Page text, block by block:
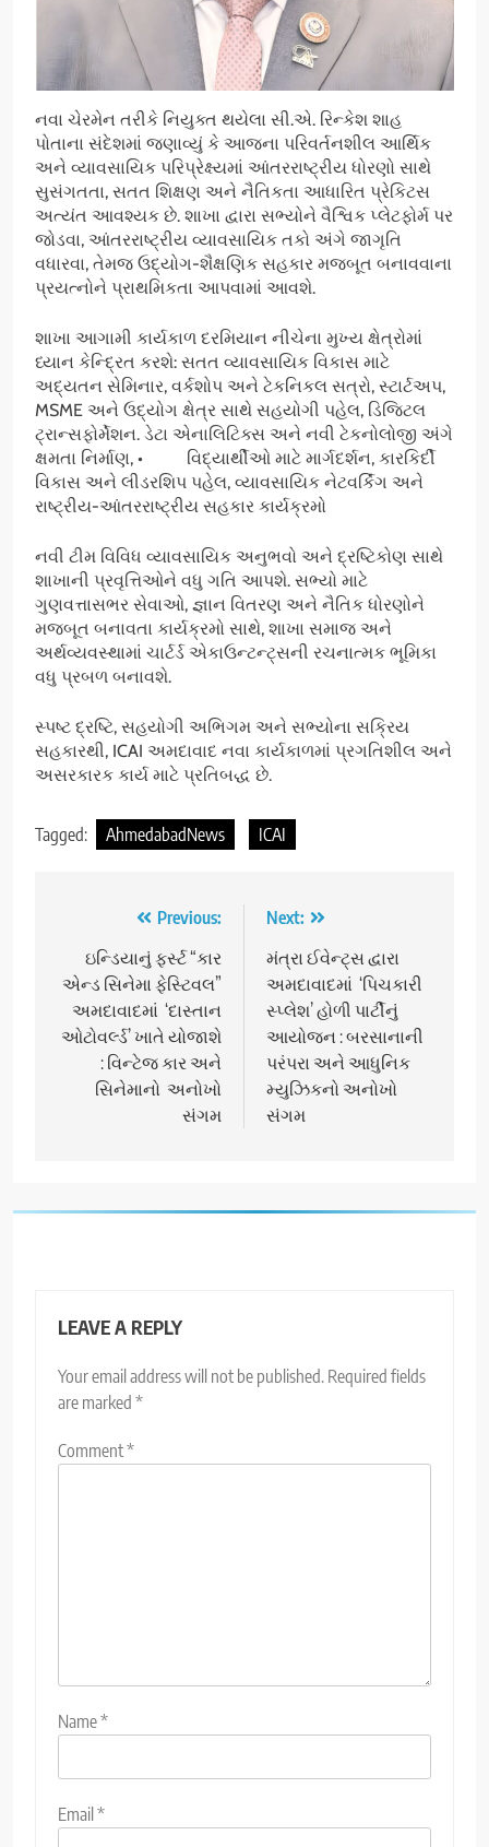
નવા ચેરમેન તરીકે નિયુક્ત થયેલા સી.એ. રિન્કેશ શાહ
પોતાના સંદેશમાં જણાવ્યું કે આજના પરિવર્તનશીલ આર્થિક
અને વ્યાવસાયિક પરિપ્રેક્ષ્યમાં આંતરરાષ્ટ્રીય ધોરણો સાથે
સુસંગતતા, સતત શિક્ષણ અને નૈતિકતા આધારિત પ્રેકિટસ
અત્યંત આવશ્યક છે. શાખા દ્વારા સભ્યોને વૈશ્વિક પ્લેટફોર્મ પર
જોડવા, આંતરરાષ્ટ્રીય વ્યાવસાયિક તકો અંગે જાગૃતિ
વધારવા, તેમજ ઉદ્યોગ-શૈક્ષણિક સહકાર મજબૂત બનાવવાના
પ્રયત્નોને પ્રાથમિકતા આપવામાં આવશે.
શાખા આગામી કાર્યકાળ દરમિયાન નીચેના મુખ્ય ક્ષેત્રોમાં
ધ્યાન કેન્દ્રિત કરશે: સતત વ્યાવસાયિક વિકાસ માટે
અદ્યતન સેમિનાર, વર્કશોપ અને ટેકનિકલ સત્રો, સ્ટાર્ટઅપ,
MSME અને ઉદ્યોગ ક્ષેત્ર સાથે સહયોગી પહેલ, ડિજિટલ
ટ્રાન્સફોર્મેશન. ડેટા એનાલિટિક્સ અને નવી ટેકનોલોજી અંગે
ક્ષમતા નિર્માણ, • વિદ્યાર્થીઓ માટે માર્ગદર્શન, કારકિર્દી
વિકાસ અને લીડરશિપ પહેલ, વ્યાવસાયિક નેટવર્કિંગ અને
રાષ્ટ્રીય-આંતરરાષ્ટ્રીય સહકાર કાર્યક્રમો
નવી ટીમ વિવિધ વ્યાવસાયિક અનુભવો અને દ્રષ્ટિકોણ સાથે
શાખાની પ્રવૃત્તિઓને વધુ ગતિ આપશે. સભ્યો માટે
ગુણવત્તાસભર સેવાઓ, જ્ઞાન વિતરણ અને નૈતિક ધોરણોને
મજબૂત બનાવતા કાર્યક્રમો સાથે, શાખા સમાજ અને
અર્થવ્યવસ્થામાં ચાર્ટર્ડ એકાઉન્ટન્ટ્સની રચનાત્મક ભૂમિકા
વધુ પ્રબળ બનાવશે.
સ્પષ્ટ દ્રષ્ટિ, સહયોગી અભિગમ અને સભ્યોના સક્રિય
સહકારથી, ICAI અમદાવાદ નવા કાર્યકાળમાં પ્રગતિશીલ અને
અસરકારક કાર્ય માટે પ્રતિબદ્ધ છે.
Tagged: AhmedabadNews ICAI
navigation
Previous:
ઇન્ડિયાનું ફર્સ્ટ “કાર
એન્ડ સિનેમા ફેસ્ટિવલ”
અમદાવાદમાં ‘દાસ્તાન
ઓટોવર્લ્ડ’ ખાતે યોજાશે
: વિન્ટેજ કાર અને
સિનેમાનો અનોખો
સંગમ
Next:
મંત્રા ઈવેન્ટ્સ દ્વારા
અમદાવાદમાં ‘પિચકારી
સ્પ્લેશ’ હોળી પાર્ટીનું
આયોજન : બરસાનાની
પરંપરા અને આધુનિક
મ્યુઝિકનો અનોખો
સંગમ
LEAVE A REPLY
Your email address will not be published. Required fields
are marked *
Comment*
Name*
Email*